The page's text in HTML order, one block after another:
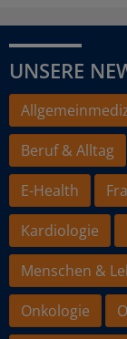
UNSERE
Beruf & Alltag
E-Health
Kardiologie
Menschen &
Onkologie